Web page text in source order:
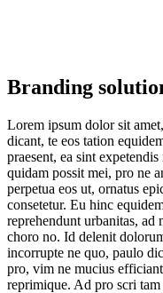
Branding
Lorem ipsum dolor sit
dicant, te eos tation
praesent, ea sint
quidam possit mei, pro ne
perpetua eos ut, ornatus
consetetur. Eu hinc
reprehendunt urbanitas, ad
choro no. Id delenit
incorrupte ne quo, paulo
pro, vim ne mucius
reprimique. Ad pro scri tam